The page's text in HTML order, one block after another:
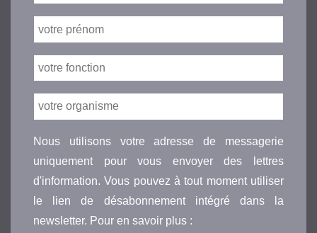
Nous utilisons votre adresse de messagerie
uniquement pour vous envoyer des lettres
d'information. Vous pouvez à tout moment utiliser
le lien de désabonnement intégré dans la
newsletter. Pour en savoir plus :